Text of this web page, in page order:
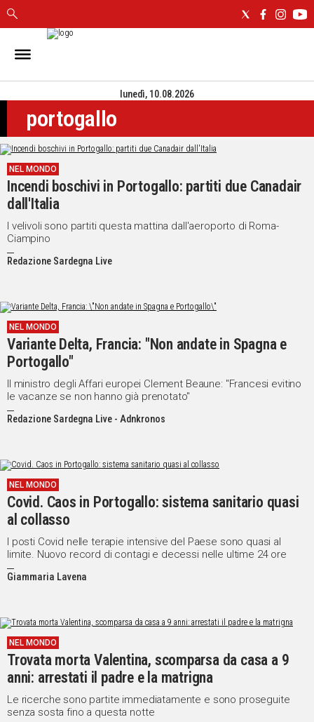
IN
CAGLIARI
SASSARI
NUORO
ORISTANO
SULCIS
GALLURA
OGLIASTRA
MEDIO
CAMPIDANO
POLITICA
IN
ITALIA
NEL
MONDO
SPORT
EVENTI
VIDEO
Social
lunedì, 10.08.2026
portogallo
NEL MONDO
Incendi boschivi in Portogallo: partiti due Canadair
dall'Italia
I velivoli sono partiti questa mattina dall'aeroporto di Roma-
Ciampino
Redazione Sardegna Live
NEL MONDO
Variante Delta, Francia: "Non andate in Spagna e
Portogallo"
Il ministro degli Affari europei Clement Beaune: "Francesi evitino
le vacanze se non hanno già prenotato"
Redazione Sardegna Live - Adnkronos
NEL MONDO
Covid. Caos in Portogallo: sistema sanitario quasi
al collasso
I posti Covid nelle terapie intensive del Paese sono quasi al
limite. Nuovo record di contagi e decessi nelle ultime 24 ore
Giammaria Lavena
NEL MONDO
Trovata morta Valentina, scomparsa da casa a 9
anni: arrestati il padre e la matrigna
Le ricerche sono partite immediatamente e sono proseguite
senza sosta fino a questa notte